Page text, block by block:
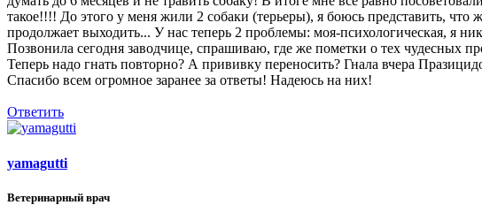
такое!!!! До этого у меня жили 2 собаки (терьеры), я боюсь представить,
продолжает выходить... У нас теперь 2 проблемы: моя-психологическая, я
Позвонила сегодня заводчице, спрашиваю, где же пометки о тех чудесных
Теперь надо гнать повторно? А прививку переносить? Гнала вчера
Спасибо всем огромное заранее за ответы! Надеюсь на них!
Ответить
yamagutti
Ветеринарный врач